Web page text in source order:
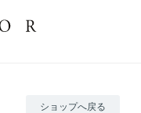
ショップへ戻る